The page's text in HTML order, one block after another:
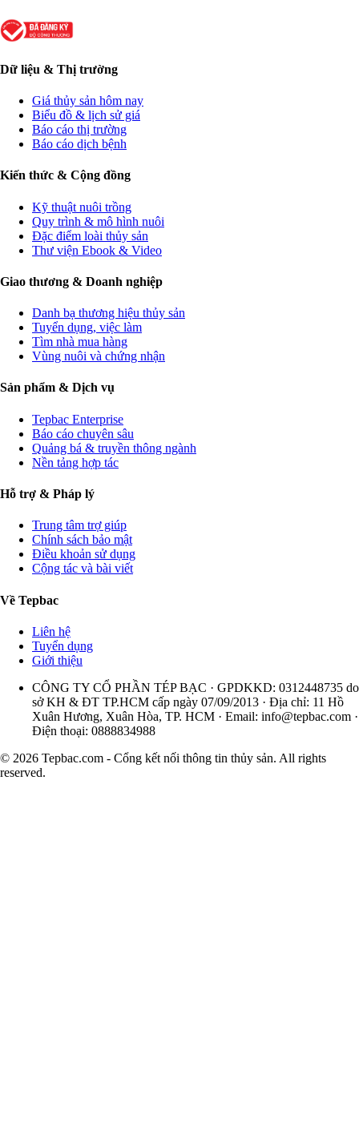
Dữ liệu & Thị trường
Giá thủy sản hôm nay
Biểu đồ & lịch sử giá
Báo cáo thị trường
Báo cáo dịch bệnh
Kiến thức & Cộng đồng
Kỹ thuật nuôi trồng
Quy trình & mô hình nuôi
Đặc điểm loài thủy sản
Thư viện Ebook & Video
Giao thương & Doanh nghiệp
Danh bạ thương hiệu thủy sản
Tuyển dụng, việc làm
Tìm nhà mua hàng
Vùng nuôi và chứng nhận
Sản phẩm & Dịch vụ
Tepbac Enterprise
Báo cáo chuyên sâu
Quảng bá & truyền thông ngành
Nền tảng hợp tác
Hỗ trợ & Pháp lý
Trung tâm trợ giúp
Chính sách bảo mật
Điều khoản sử dụng
Cộng tác và bài viết
Về Tepbac
Liên hệ
Tuyển dụng
Giới thiệu
CÔNG TY CỔ PHẦN TÉP BẠC · GPDKKD: 0312448735 do
sở KH & ĐT TP.HCM cấp ngày 07/09/2013 · Địa chỉ: 11 Hồ
Xuân Hương, Xuân Hòa, TP. HCM · Email: info@tepbac.com ·
Điện thoại: 0888834988
© 2026 Tepbac.com - Cổng kết nối thông tin thủy sản. All rights
reserved.